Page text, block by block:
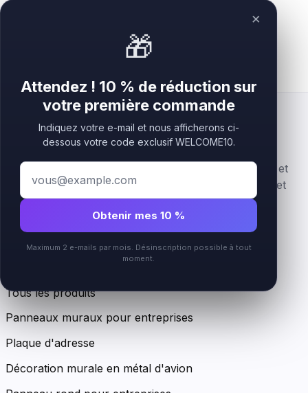
×
🎁
Attendez ! 10 % de réduction sur
votre première commande
Indiquez votre e-mail et nous afficherons ci-
dessous votre code exclusif WELCOME10.
Obtenir mes 10 %
Maximum 2 e-mails par mois. Désinscription possible à tout
moment.
Enseignes logo premium en acrylique, superposées et
personnalisées pour les marques beauté, bien-être et
accueil.
Tous les produits
Panneaux muraux pour entreprises
Plaque d'adresse
Décoration murale en métal d'avion